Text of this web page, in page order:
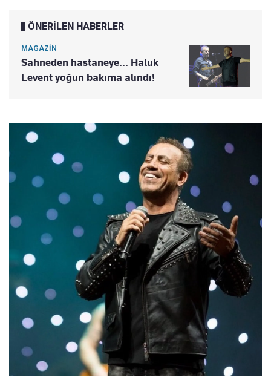
ÖNERİLEN HABERLER
MAGAZİN
Sahneden hastaneye... Haluk
Levent yoğun bakıma alındı!